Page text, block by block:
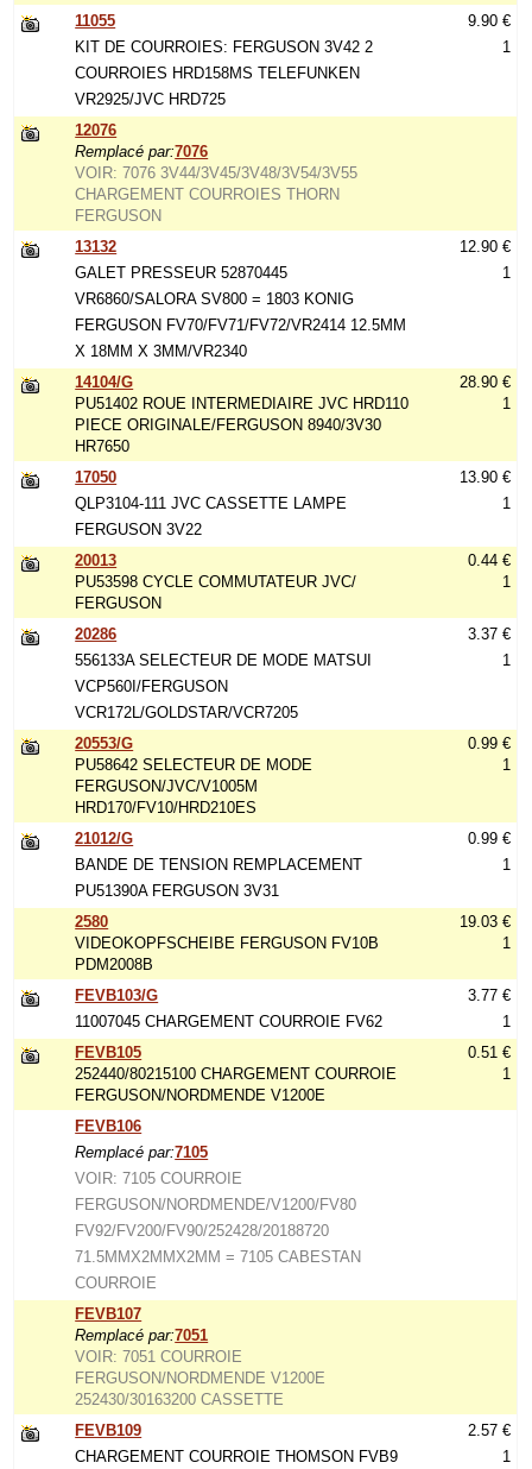
11055
KIT DE COURROIES: FERGUSON 3V42 2
COURROIES HRD158MS TELEFUNKEN
VR2925/JVC HRD725
9.90 €
1
12076
Remplacé par:7076
VOIR: 7076 3V44/3V45/3V48/3V54/3V55
CHARGEMENT COURROIES THORN
FERGUSON
13132
GALET PRESSEUR 52870445
VR6860/SALORA SV800 = 1803 KONIG
FERGUSON FV70/FV71/FV72/VR2414 12.5MM
X 18MM X 3MM/VR2340
12.90 €
1
14104/G
PU51402 ROUE INTERMEDIAIRE JVC HRD110
PIECE ORIGINALE/FERGUSON 8940/3V30
HR7650
28.90 €
1
17050
QLP3104-111 JVC CASSETTE LAMPE
FERGUSON 3V22
13.90 €
1
20013
PU53598 CYCLE COMMUTATEUR JVC/
FERGUSON
0.44 €
1
20286
556133A SELECTEUR DE MODE MATSUI
VCP560I/FERGUSON
VCR172L/GOLDSTAR/VCR7205
3.37 €
1
20553/G
PU58642 SELECTEUR DE MODE
FERGUSON/JVC/V1005M
HRD170/FV10/HRD210ES
0.99 €
1
21012/G
BANDE DE TENSION REMPLACEMENT
PU51390A FERGUSON 3V31
0.99 €
1
2580
VIDEOKOPFSCHEIBE FERGUSON FV10B
PDM2008B
19.03 €
1
FEVB103/G
11007045 CHARGEMENT COURROIE FV62
3.77 €
1
FEVB105
252440/80215100 CHARGEMENT COURROIE
FERGUSON/NORDMENDE V1200E
0.51 €
1
FEVB106
Remplacé par:7105
VOIR: 7105 COURROIE
FERGUSON/NORDMENDE/V1200/FV80
FV92/FV200/FV90/252428/20188720
71.5MMX2MMX2MM = 7105 CABESTAN
COURROIE
FEVB107
Remplacé par:7051
VOIR: 7051 COURROIE
FERGUSON/NORDMENDE V1200E
252430/30163200 CASSETTE
FEVB109
CHARGEMENT COURROIE THOMSON FVB9
2.57 €
1